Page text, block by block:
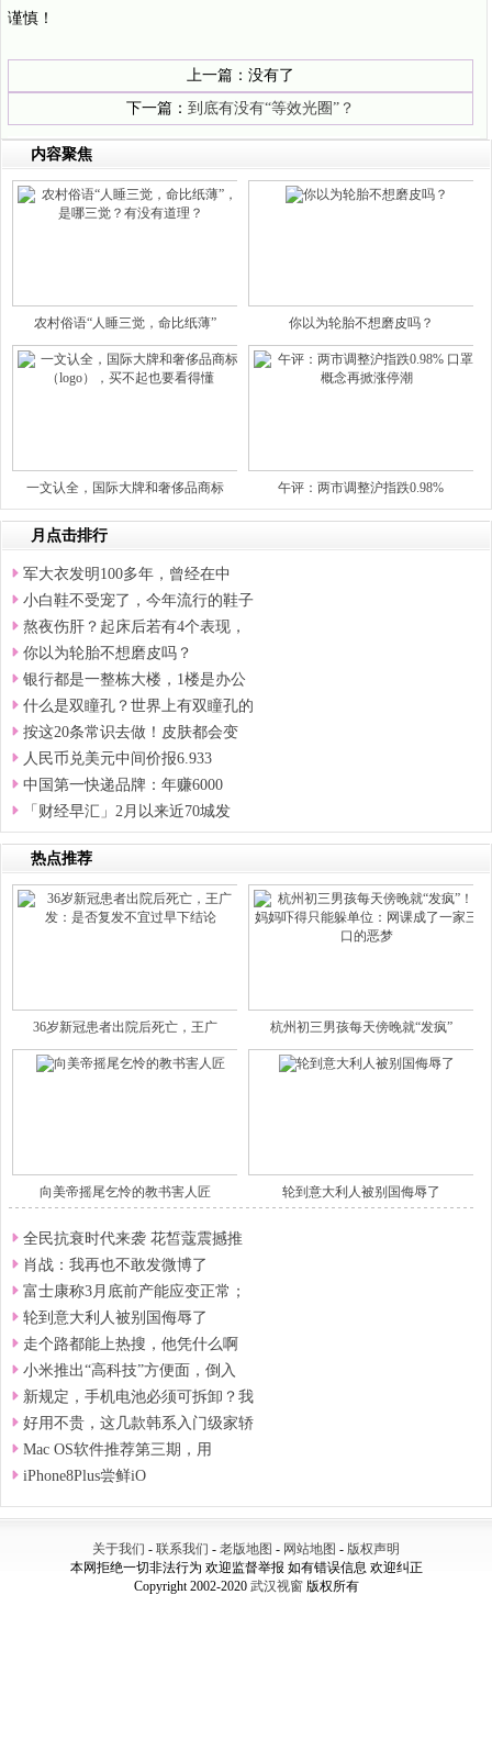
谨慎！
上一篇：没有了
下一篇： 到底有没有“等效光圈”？
内容聚焦
农村俗语“人睡三觉，命比纸薄” 你以为轮胎不想磨皮吗？
一文认全，国际大牌和奢侈品商标 午评：两市调整沪指跌0.98%
月点击排行
军大衣发明100多年，曾经在中
小白鞋不受宠了，今年流行的鞋子
熬夜伤肝？起床后若有4个表现，
你以为轮胎不想磨皮吗？
银行都是一整栋大楼，1楼是办公
什么是双瞳孔？世界上有双瞳孔的
按这20条常识去做！皮肤都会变
人民币兑美元中间价报6.933
中国第一快递品牌：年赚6000
「财经早汇」2月以来近70城发
热点推荐
36岁新冠患者出院后死亡，王广 杭州初三男孩每天傍晚就“发疯”
向美帝摇尾乞怜的教书害人匠 轮到意大利人被别国侮辱了
全民抗衰时代来袭 花皙蔻震撼推
肖战：我再也不敢发微博了
富士康称3月底前产能应变正常；
轮到意大利人被别国侮辱了
走个路都能上热搜，他凭什么啊
小米推出“高科技”方便面，倒入
新规定，手机电池必须可拆卸？我
好用不贵，这几款韩系入门级家轿
Mac OS软件推荐第三期，用
iPhone8Plus尝鲜iO
关于我们 - 联系我们 - 老版地图 - 网站地图 - 版权声明
本网拒绝一切非法行为 欢迎监督举报 如有错误信息 欢迎纠正
Copyright 2002-2020 武汉视窗版权所有